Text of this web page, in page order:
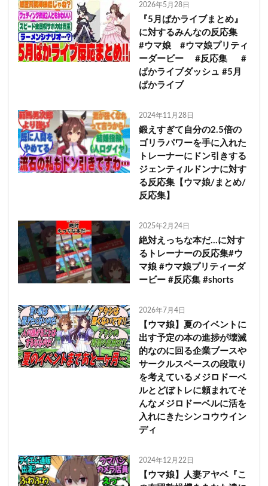
2026年5月28日
『5月ぱかライブまとめ』
に対するみんなの反応集
#ウマ娘 #ウマ娘プリティ
ーダービー #反応集 #
ぱかライブダッシュ #5月
ぱかライブ
2024年11月28日
鍛えすぎて自分の2.5倍の
ゴリラパワーを手に入れた
トレーナーにドン引きする
ジェンティルドンナに対す
る反応集【ウマ娘/まとめ/
反応集】
2025年2月24日
絶対えっちな本だ…に対す
るトレーナーの反応集#ウ
マ娘 #ウマ娘プリティーダ
ービー #反応集 #shorts
2026年7月4日
【ウマ娘】夏のイベントに
出す予定の本の進捗が壊滅
的なのに回る企業ブースや
サークルスペースの段取り
を考えているメジロドーベ
ルとどぼトレに頼まれてそ
んなメジロドーベルに活を
入れにきたシンコウウイン
ディ
2024年12月22日
【ウマ娘】人妻アヤベ『こ